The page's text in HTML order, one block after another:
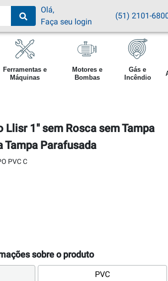
Olá,
Faça seu login
(51) 2101-
Ferramentas e
Máquinas
Motores e
Bombas
Gás e
Incêndio
Llisr 1" sem Rosca sem Tampa
Tampa Parafusada
PVC C
sobre o produto
PVC